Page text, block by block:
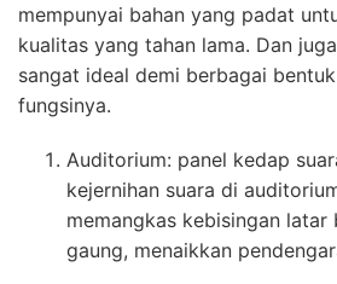
mempunyai bahan yang padat
kualitas yang tahan lama. Dan
sangat ideal demi berbagai
fungsinya.
Auditorium: panel kedap
kejernihan suara di
memangkas kebisingan latar
gaung, menaikkan